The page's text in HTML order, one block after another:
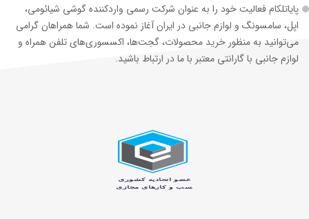
پایاتلکام فعالیت خود را به عنوان شرکت رسمی وارد‌کننده گوشی شیائومی،
اپل، سامسونگ و لوازم جانبی در ایران آغاز نموده است. شما همراهان گرامی
می‌توانید به منظور خرید محصولات، گجت‌ها، اکسسوری‌های تلفن همراه و
لوازم جانبی با گارانتی معتبر با ما در ارتباط باشید.